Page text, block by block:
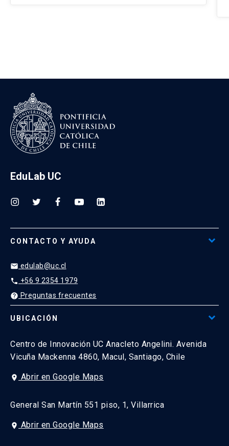
EduLab UC
CONTACTO Y AYUDA
email edulab@uc.cl
phone +56 9 2354 1979
help Preguntas frecuentes
UBICACIÓN
Centro de Innovación UC Anacleto Angelini. Avenida
Vicuña Mackenna 4860, Macul, Santiago, Chile
place Abrir en Google Maps
General San Martín 551 piso, 1, Villarrica
place Abrir en Google Maps